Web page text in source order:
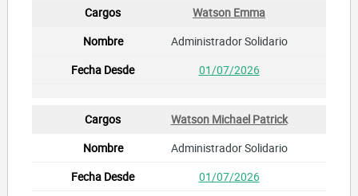
Watson Emma
Administrador Solidario
01/07/2026
Watson Michael Patrick
Administrador Solidario
01/07/2026